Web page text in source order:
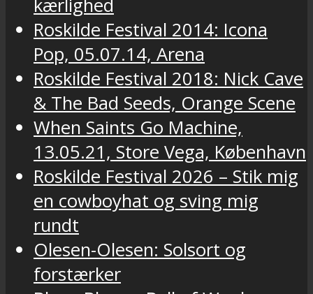
kærlighed
Roskilde Festival 2014: Icona
Pop, 05.07.14, Arena
Roskilde Festival 2018: Nick Cave
& The Bad Seeds, Orange Scene
When Saints Go Machine,
13.05.21, Store Vega, København
Roskilde Festival 2026 – Stik mig
en cowboyhat og sving mig
rundt
Olesen-Olesen: Solsort og
forstærker